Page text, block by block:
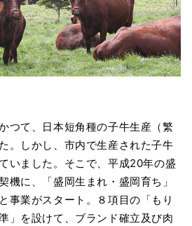
つて、日本短角種の子牛生産（繁
。しかし、市内で生産された子牛
いました。そこで、平成20年の盛
機に、「盛岡生まれ・盛岡育ち」
事業がスタート。８項目の「もり
」を設けて、ブランド確立及び肉